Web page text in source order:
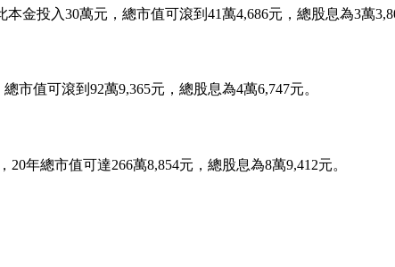
投入30萬元，總市值可滾到41萬4,686元，總股息為3萬
市值可滾到92萬9,365元，總股息為4萬6,747元。
年總市值可達266萬8,854元，總股息為8萬9,412元。